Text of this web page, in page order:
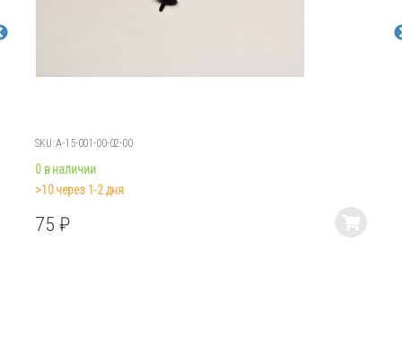
SKU: А-15-001-00-02-00
0 в наличии
>10 через 1-2 дня
75 ₽
Этот